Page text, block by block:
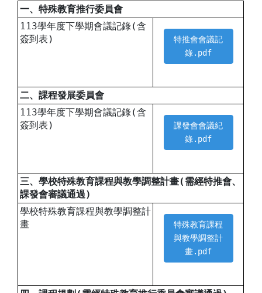
一、特殊教育推行委員會
113學年度下學期會議記錄(含
簽到表)
特推會會議記
錄.pdf
二、課程發展委員會
113學年度下學期會議記錄(含
簽到表)
課發會會議紀
錄.pdf
三、學校特殊教育課程與教學調整計畫(需經特推會、
課發會審議通過)
學校特殊教育課程與教學調整計
畫
特殊教育課程
與教學調整計
畫.pdf